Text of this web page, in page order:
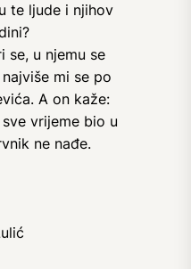
te ljude i njihov
se, u njemu se
mi se po
A on kaže:
vrijeme bio u
ne nađe.